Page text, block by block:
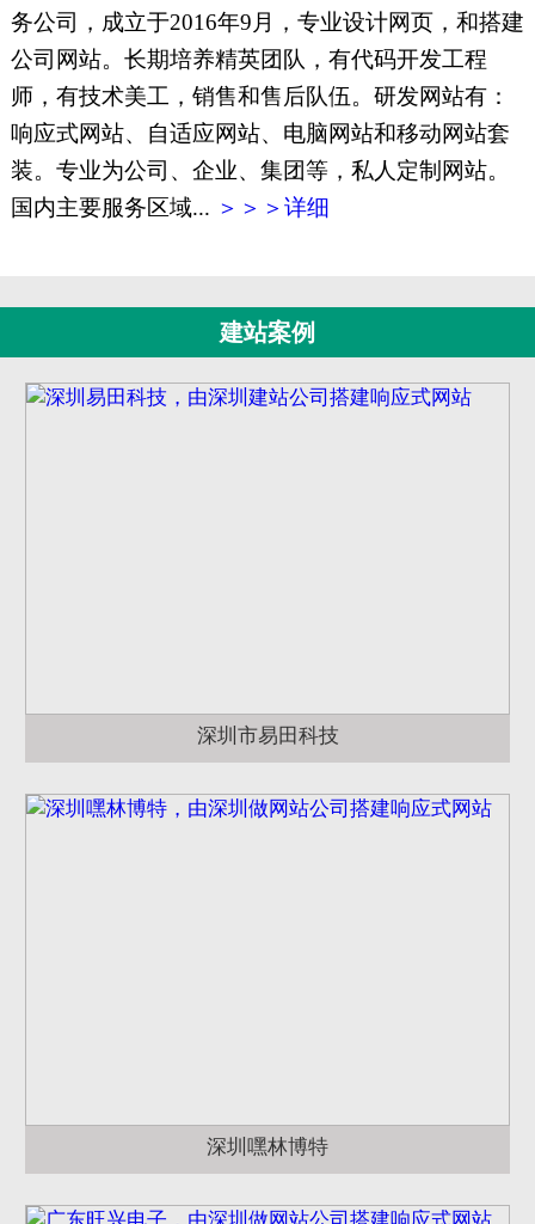
务公司，成立于2016年9月，专业设计网页，和搭建
公司网站。长期培养精英团队，有代码开发工程
师，有技术美工，销售和售后队伍。研发网站有：
响应式网站、自适应网站、电脑网站和移动网站套
装。专业为公司、企业、集团等，私人定制网站。
国内主要服务区域... ＞＞＞详细
建站案例
深圳市易田科技
深圳嘿林博特